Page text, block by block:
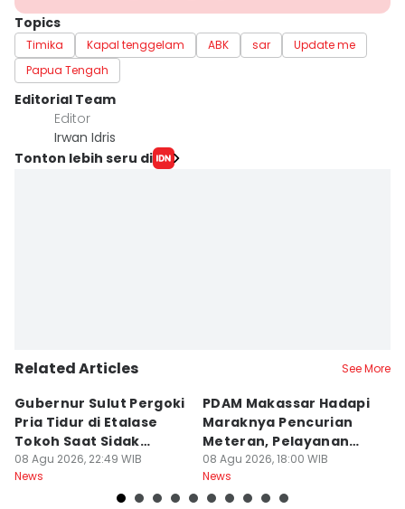
Topics
Timika Kapal tenggelam ABK sar
Update me
Papua Tengah
Editorial Team
Editor
Irwan Idris
Tonton lebih seru di
Related Articles See More
Gubernur Sulut Pergoki
Pria Tidur di Etalase
Tokoh Saat Sidak
Gedung
08 Agu 2026, 22:49 WIB
News
PDAM Makassar Hadapi
Maraknya Pencurian
Meteran, Pelayanan
Ikut Terdampak
08 Agu 2026, 18:00 WIB
News